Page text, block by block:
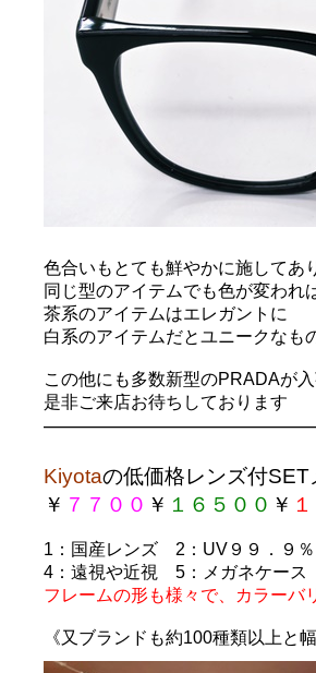
色合いもとても鮮やかに施してあ
同じ型のアイテムでも色が変われ
茶系のアイテムはエレガントに
白系のアイテムだとユニークなも
この他にも多数新型のPRADAが
是非ご来店お待ちしております
Kiyotaの低価格レンズ付SET
￥ ７７００ ￥ １６５００ ￥
1 ：国産レンズ 2 ：UV９９．９
4 ：遠視や近視 5 ：メガネケース
フレームの形も様々で、カラーバ
《又ブランドも約100種類以上と